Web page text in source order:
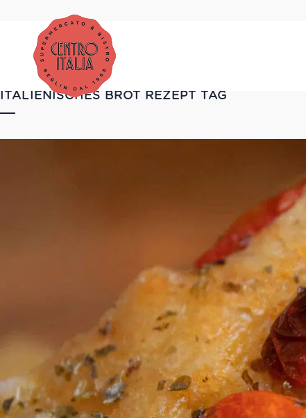
ITALIENISCHES BROT REZEPT TAG